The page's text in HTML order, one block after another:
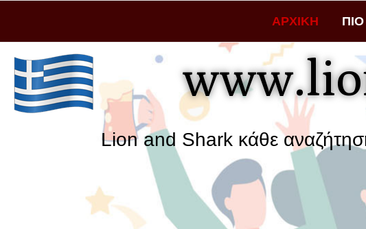
ΑΡΧΙΚΗ
Lion and Shark κάθε αναζήτηση